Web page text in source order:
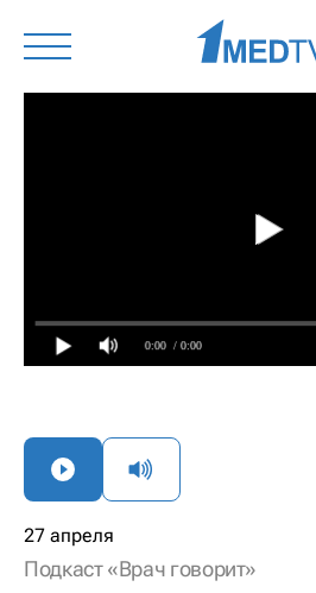
0:00 / 0:00
27 апреля
Подкаст «Врач говорит»